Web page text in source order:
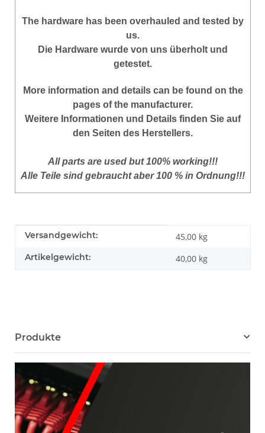
The hardware has been overhauled and tested by
us.
Die Hardware wurde von uns überholt und
getestet.
More information and details can be found on the
pages of the manufacturer.
Weitere Informationen und Details finden Sie auf
den Seiten des Herstellers.
All parts are used but 100% working!!!
Alle Teile sind gebraucht aber 100 % in Ordnung!!!
Produkteigenschaft
Wert
Versandgewicht: 45,00 kg
Artikelgewicht: 40,00 kg
Produkte